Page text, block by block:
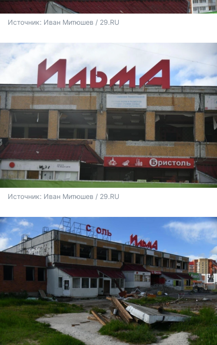
Источник: Иван Митюшев / 29.RU
Источник: Иван Митюшев / 29.RU